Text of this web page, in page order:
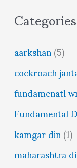
Categories
aarkshan(5)
cockroach
fundamenatl
Fundamental
kamgar din(1)
maharashtra